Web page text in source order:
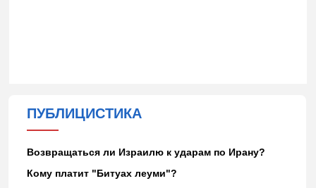
ПУБЛИЦИСТИКА
Возвращаться ли Израилю к ударам по Ирану?
Кому платит "Битуах леуми"?